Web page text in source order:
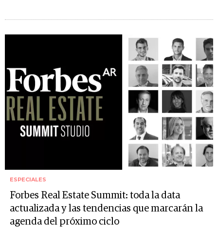
ESPECIALES
Forbes Real Estate Summit: toda la data
actualizada y las tendencias que marcarán la
agenda del próximo ciclo